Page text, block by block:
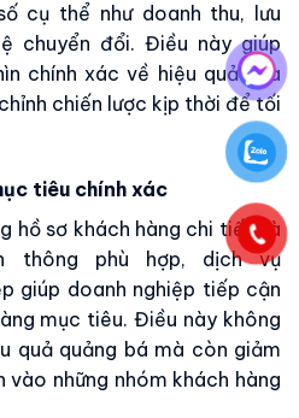
cụ thể như doanh thu, lưu
chuyển đổi. Điều này giúp
chính xác về hiệu quả của
chiến lược kịp thời để tối
tiêu chính xác
hồ sơ khách hàng chi tiết và
thông phù hợp, dịch vụ
giúp doanh nghiệp tiếp cận
mục tiêu. Điều này không
quả quảng bá mà còn giảm
vào những nhóm khách hàng